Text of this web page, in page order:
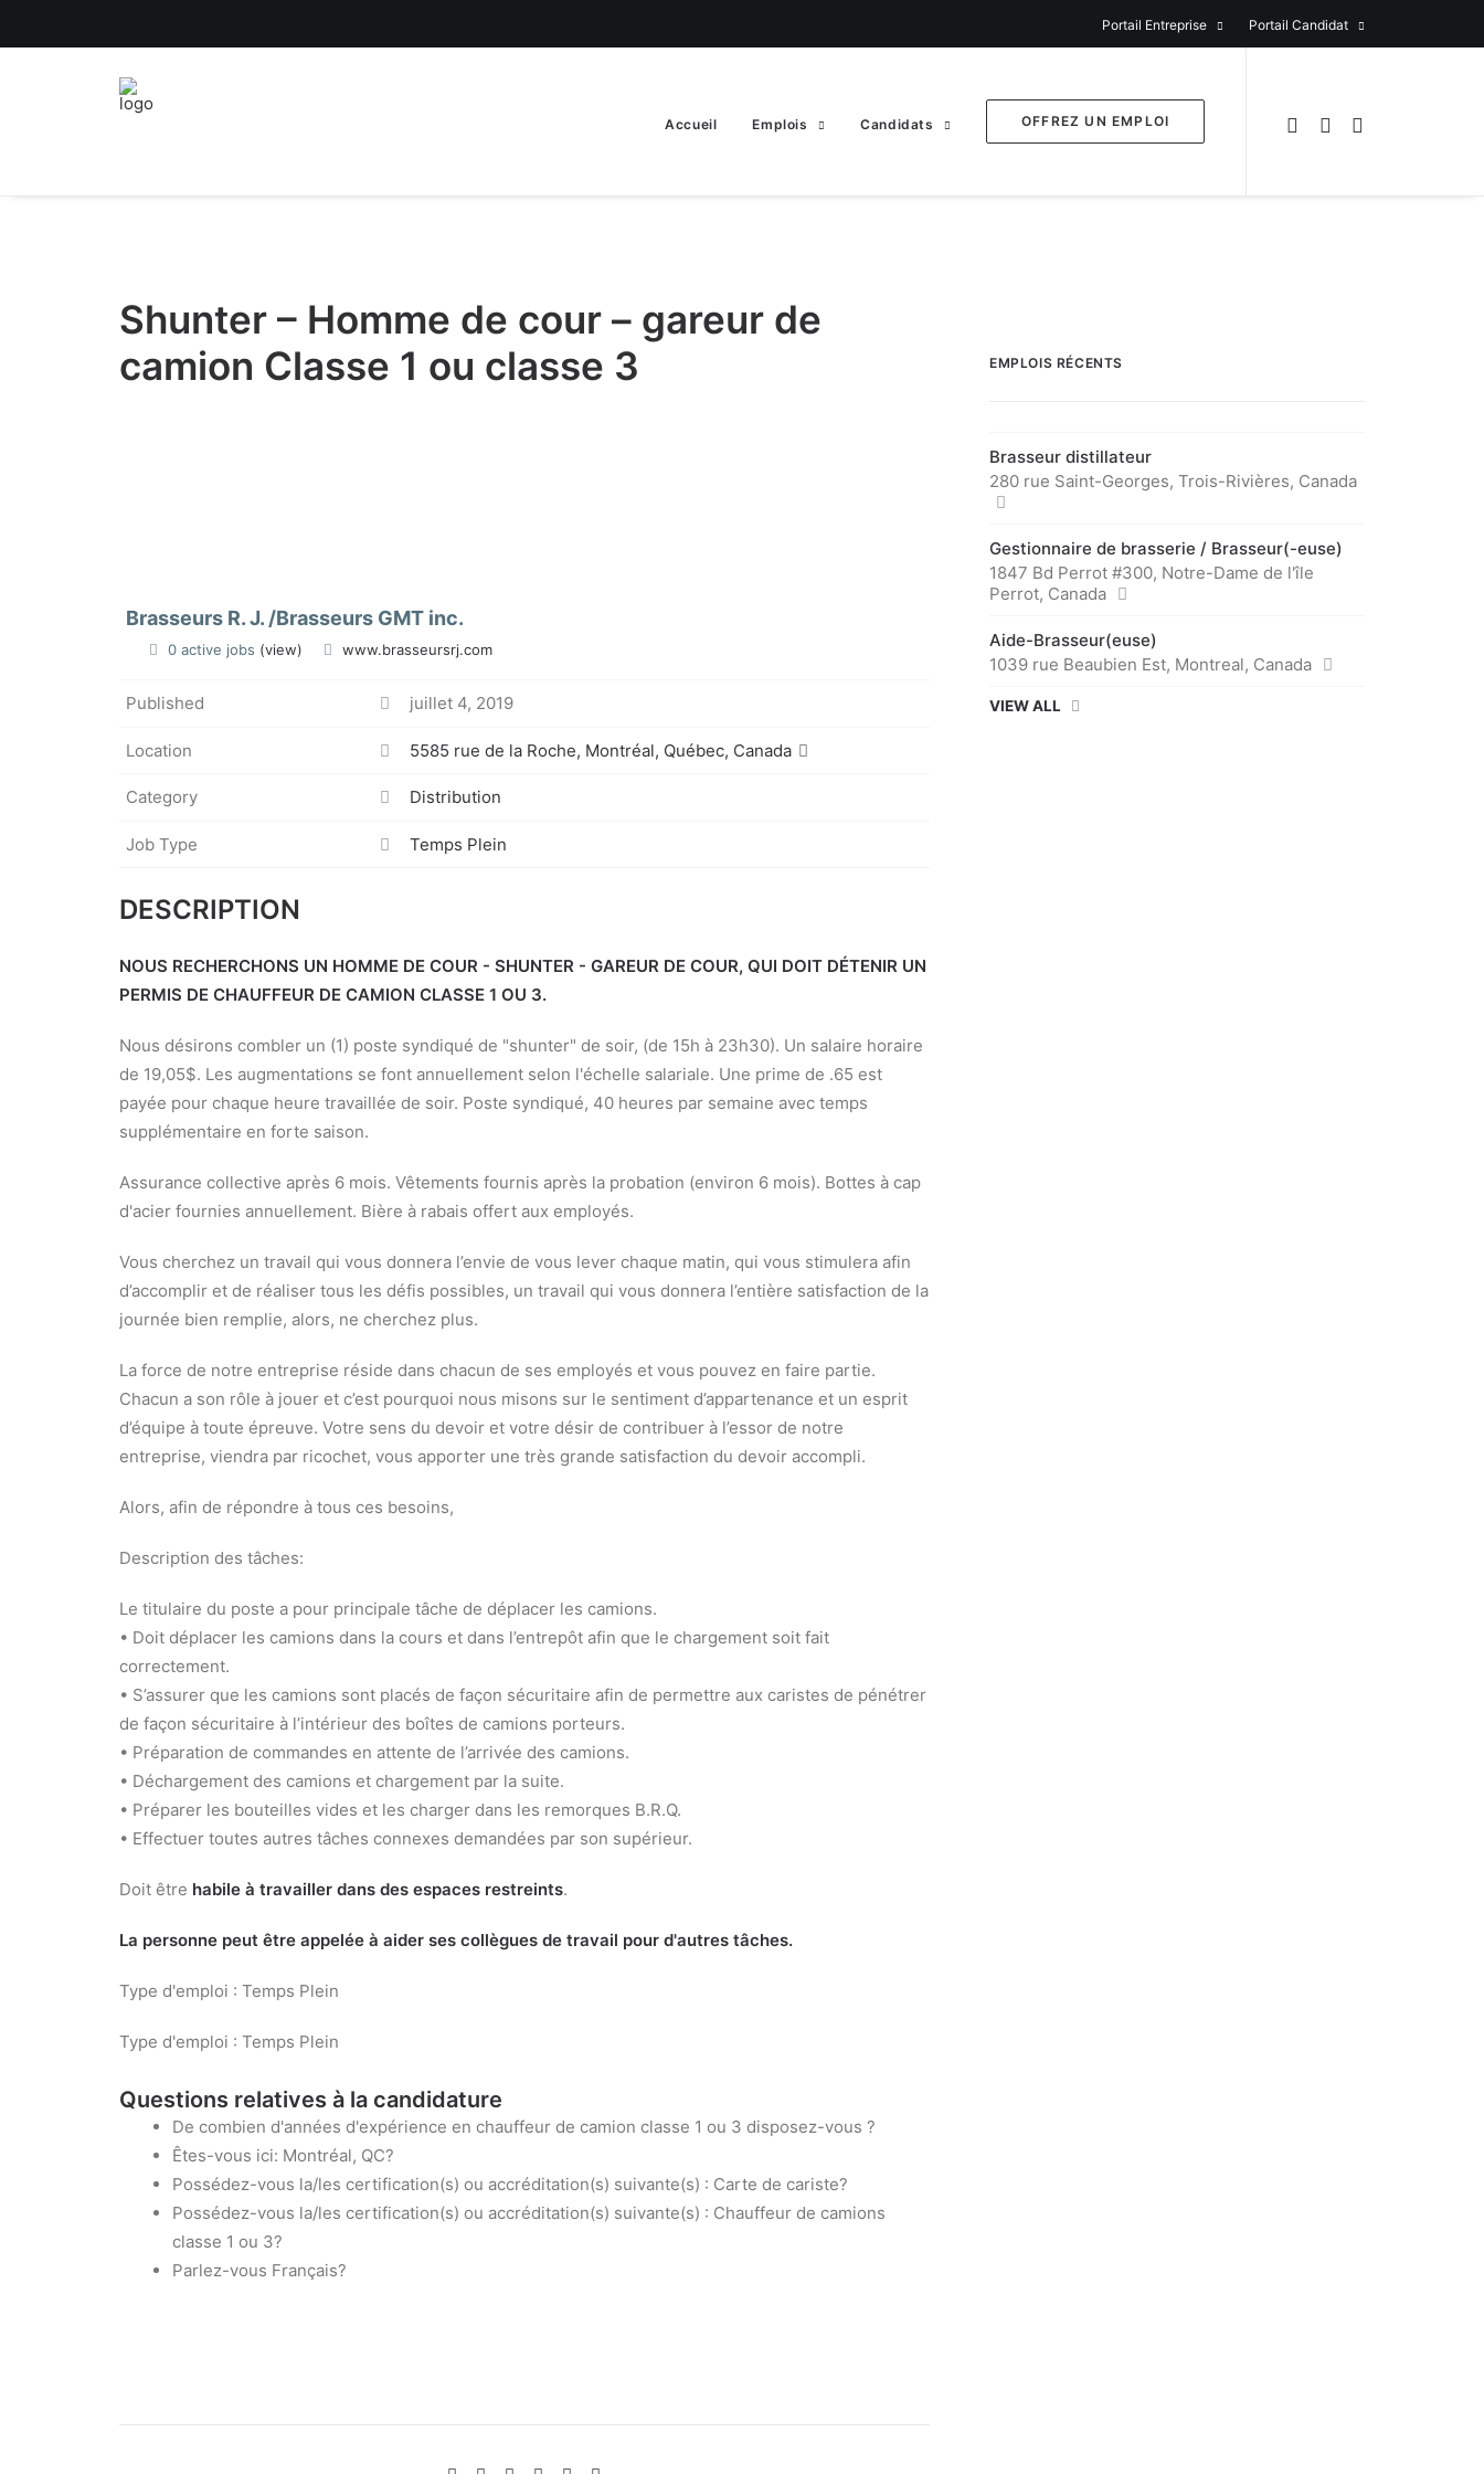
Portail Entreprise Portail Candidat
Accueil Emplois Candidats OFFREZ UN EMPLOI
Shunter – Homme de cour – gareur de
camion Classe 1 ou classe 3
Brasseurs R. J. /Brasseurs GMT inc.
0 active jobs (view) www.brasseursrj.com
Published juillet 4, 2019
Location 5585 rue de la Roche, Montréal, Québec, Canada
Category Distribution
Job Type Temps Plein
DESCRIPTION
NOUS RECHERCHONS UN HOMME DE COUR - SHUNTER - GAREUR DE COUR, QUI DOIT DÉTENIR UN
PERMIS DE CHAUFFEUR DE CAMION CLASSE 1 OU 3.
Nous désirons combler un (1) poste syndiqué de "shunter" de soir, (de 15h à 23h30). Un salaire horaire
de 19,05$. Les augmentations se font annuellement selon l'échelle salariale. Une prime de .65 est
payée pour chaque heure travaillée de soir. Poste syndiqué, 40 heures par semaine avec temps
supplémentaire en forte saison.
Assurance collective après 6 mois. Vêtements fournis après la probation (environ 6 mois). Bottes à cap
d'acier fournies annuellement. Bière à rabais offert aux employés.
Vous cherchez un travail qui vous donnera l’envie de vous lever chaque matin, qui vous stimulera afin
d’accomplir et de réaliser tous les défis possibles, un travail qui vous donnera l’entière satisfaction de la
journée bien remplie, alors, ne cherchez plus.
La force de notre entreprise réside dans chacun de ses employés et vous pouvez en faire partie.
Chacun a son rôle à jouer et c’est pourquoi nous misons sur le sentiment d’appartenance et un esprit
d’équipe à toute épreuve. Votre sens du devoir et votre désir de contribuer à l’essor de notre
entreprise, viendra par ricochet, vous apporter une très grande satisfaction du devoir accompli.
Alors, afin de répondre à tous ces besoins,
Description des tâches:
Le titulaire du poste a pour principale tâche de déplacer les camions.
• Doit déplacer les camions dans la cours et dans l’entrepôt afin que le chargement soit fait
correctement.
• S’assurer que les camions sont placés de façon sécuritaire afin de permettre aux caristes de pénétrer
de façon sécuritaire à l’intérieur des boîtes de camions porteurs.
• Préparation de commandes en attente de l’arrivée des camions.
• Déchargement des camions et chargement par la suite.
• Préparer les bouteilles vides et les charger dans les remorques B.R.Q.
• Effectuer toutes autres tâches connexes demandées par son supérieur.
Doit être habile à travailler dans des espaces restreints.
La personne peut être appelée à aider ses collègues de travail pour d'autres tâches.
Type d'emploi : Temps Plein
Type d'emploi : Temps Plein
Questions relatives à la candidature
De combien d'années d'expérience en chauffeur de camion classe 1 ou 3 disposez-vous ?
Êtes-vous ici: Montréal, QC?
Possédez-vous la/les certification(s) ou accréditation(s) suivante(s) : Carte de cariste?
Possédez-vous la/les certification(s) ou accréditation(s) suivante(s) : Chauffeur de camions
classe 1 ou 3?
Parlez-vous Français?
EMPLOIS RÉCENTS
Brasseur distillateur
280 rue Saint-Georges, Trois-Rivières, Canada
Gestionnaire de brasserie / Brasseur(-euse)
1847 Bd Perrot #300, Notre-Dame de l'île
Perrot, Canada
Aide-Brasseur(euse)
1039 rue Beaubien Est, Montreal, Canada
VIEW ALL